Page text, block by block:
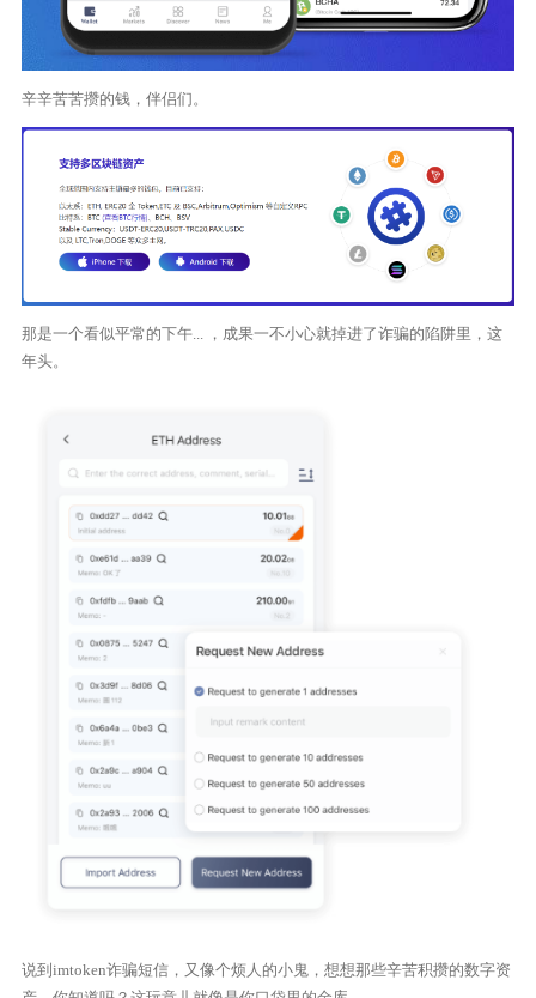
辛辛苦苦攒的钱，伴侣们。
那是一个看似平常的下午... ，成果一不小心就掉进了诈骗的陷阱里，这
年头。
说到imtoken诈骗短信，又像个烦人的小鬼，想想那些辛苦积攒的数字资